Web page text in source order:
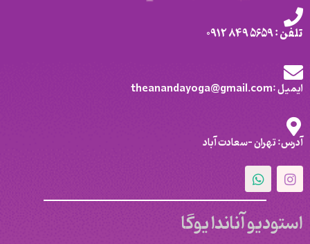
تلفن : 5659 849 0912
ایمیل :theanandayoga@gmail.com
آدرس: تهران -سعادت آباد
استودیو آناندا یوگا